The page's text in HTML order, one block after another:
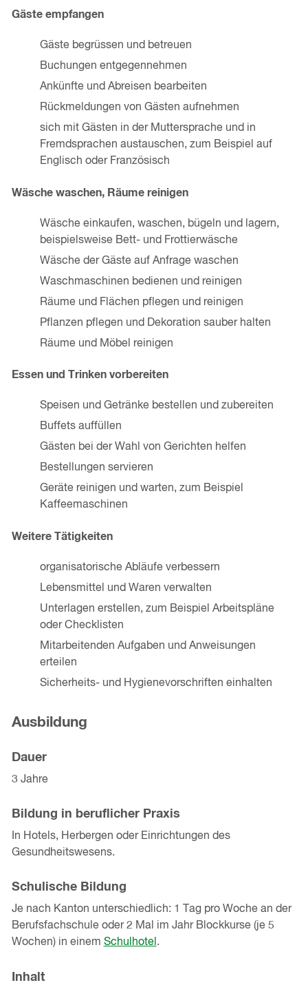
Gäste empfangen
Gäste begrüssen und betreuen
Buchungen entgegennehmen
Ankünfte und Abreisen bearbeiten
Rückmeldungen von Gästen aufnehmen
sich mit Gästen in der Muttersprache und in
Fremdsprachen austauschen, zum Beispiel auf
Englisch oder Französisch
Wäsche waschen, Räume reinigen
Wäsche einkaufen, waschen, bügeln und lagern,
beispielsweise Bett- und Frottierwäsche
Wäsche der Gäste auf Anfrage waschen
Waschmaschinen bedienen und reinigen
Räume und Flächen pflegen und reinigen
Pflanzen pflegen und Dekoration sauber halten
Räume und Möbel reinigen
Essen und Trinken vorbereiten
Speisen und Getränke bestellen und zubereiten
Buffets auffüllen
Gästen bei der Wahl von Gerichten helfen
Bestellungen servieren
Geräte reinigen und warten, zum Beispiel
Kaffeemaschinen
Weitere Tätigkeiten
organisatorische Abläufe verbessern
Lebensmittel und Waren verwalten
Unterlagen erstellen, zum Beispiel Arbeitspläne
oder Checklisten
Mitarbeitenden Aufgaben und Anweisungen
erteilen
Sicherheits- und Hygienevorschriften einhalten
Ausbildung
Dauer
3 Jahre
Bildung in beruflicher Praxis
In Hotels, Herbergen oder Einrichtungen des
Gesundheitswesens.
Schulische Bildung
Je nach Kanton unterschiedlich: 1 Tag pro Woche an der
Berufsfachschule oder 2 Mal im Jahr Blockkurse (je 5
Wochen) in einem Schulhotel.
Inhalt